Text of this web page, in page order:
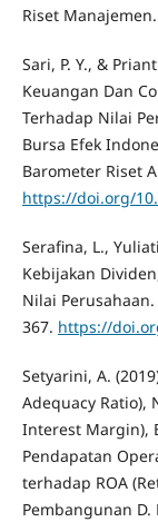
Riset Manajemen.
Sari, P. Y., &
Keuangan Dan
Terhadap Nilai
Bursa Efek
Barometer Riset
https://doi.org/
Serafina, L.,
Kebijakan
Nilai
367. https://
Setyarini, A.
Adequacy Ratio),
Interest Margin),
Pendapatan
terhadap ROA
Pembangunan D.